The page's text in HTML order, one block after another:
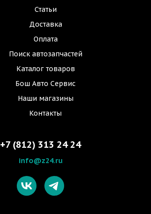
Статьи
Доставка
Оплата
Поиск автозапчастей
Каталог товаров
Бош Авто Сервис
Наши магазины
Контакты
+7 (812) 313 24 24
info@z24.ru